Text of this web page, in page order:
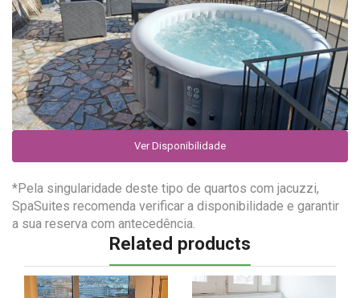
Ver Disponibilidade
*Pela singularidade deste tipo de quartos com jacuzzi,
SpaSuites recomenda verificar a disponibilidade e garantir
a sua reserva com antecedência.
Related products